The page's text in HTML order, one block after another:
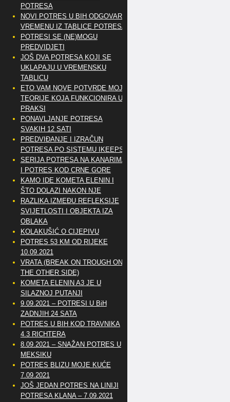
POTRESA
NOVI POTRES U BIH ODGOVARA
VREMENU IZ TABLICE POTRESA
POTRESI SE (NE)MOGU
PREDVIDJETI
JOŠ DVA POTRESA KOJI SE
UKLAPAJU U VREMENSKU
TABLICU
ETO VAM NOVE POTVRDE MOJE
TEORIJE KOJA FUNKCIONIRA U
PRAKSI
PONAVLJANJE POTRESA
SVAKIH 12 SATI
PREDVIĐANJE I IZRAČUN
POTRESA PO SISTEMU IKEEPS
SERIJA POTRESA NA KANARIMA
I POTRES KOD CRNE GORE
KAMO IDE KOMETA ELENIN I
ŠTO DOLAZI NAKON NJE
RAZLIKA IZMEĐU REFLEKSIJE
SVIJETLOSTI I OBJEKTA IZA
OBLAKA
KOLAKUŠIĆ O CIJEPIVU
POTRES 53 KM OD RIJEKE
10.09.2021
VRATA (BREAK ON TROUGH ON
THE OTHER SIDE)
KOMETA ELENIN A3 JE U
SILAZNOJ PUTANJI
9.09.2021 – POTRESI U BiH
ZADNJIH 24 SATA
POTRES U BIH KOD TRAVNIKA
4.3 RICHTERA
8.09.2021 – SNAŽAN POTRES U
MEKSIKU
POTRES BLIZU MOJE KUĆE
7.09.2021
JOŠ JEDAN POTRES NA LINIJI
POTRESA KLANA – 7.09.2021